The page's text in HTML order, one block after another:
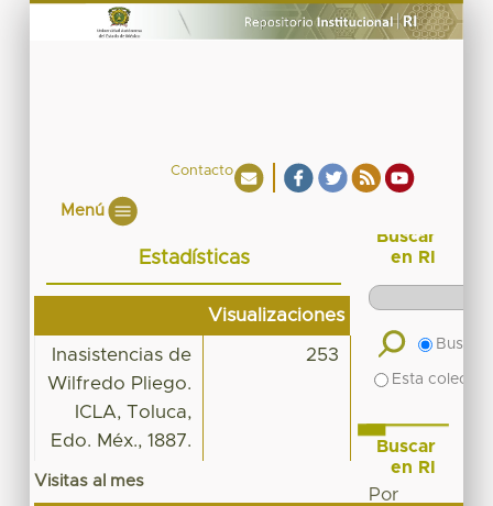
Contacto
Menú
Estadísticas
Visualizaciones
Inasistencias de
Wilfredo Pliego.
ICLA, Toluca,
Edo. Méx., 1887.
253
Visitas al mes
Buscar
en RI
Buscar
Esta
Buscar
en RI
Por